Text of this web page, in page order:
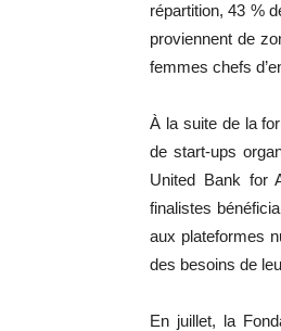
répartition, 43 %
proviennent de
femmes chefs
À la suite de la
de start-ups
United Bank for
finalistes
aux plateformes
des besoins de
En juillet, la